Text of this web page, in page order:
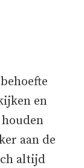
en
aan de
altijd